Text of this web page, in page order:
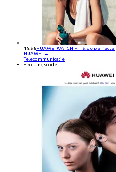
18:56HUAWEI WATCH FIT 5: de
HUAWEI →
Telecommunicatie
+ kortingscode